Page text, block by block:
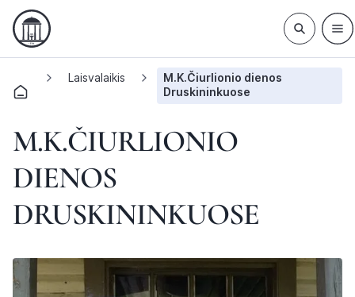
Laisvalaikis
M.K.Čiurlionio dienos
Druskininkuose
M.K.ČIURLIONIO
DIENOS
DRUSKININKUOSE